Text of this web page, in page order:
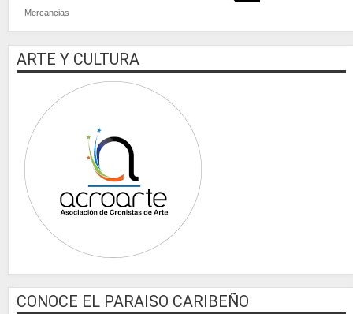
Mercancias
ARTE Y CULTURA
CONOCE EL PARAISO CARIBEÑO